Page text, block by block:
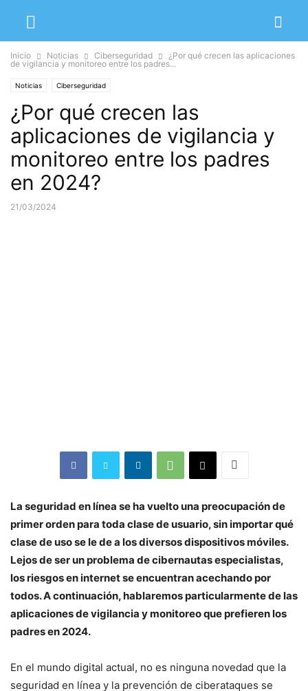
Inicio Noticias Ciberseguridad
¿Por qué crecen las aplicaciones
de vigilancia y monitoreo entre los padres...
Noticias Ciberseguridad
¿Por qué crecen las
aplicaciones de vigilancia y
monitoreo entre los padres
en 2024?
21/03/2024
La seguridad en línea se ha vuelto una preocupación de
primer orden para toda clase de usuario, sin importar qué
clase de uso se le de a los diversos dispositivos móviles.
Lejos de ser un problema de cibernautas especialistas,
los riesgos en internet se encuentran acechando por
todos. A continuación, hablaremos particularmente de las
aplicaciones de vigilancia y monitoreo que prefieren los
padres en 2024.
En el mundo digital actual, no es ninguna novedad que la
seguridad en línea y la prevención de ciberataques se